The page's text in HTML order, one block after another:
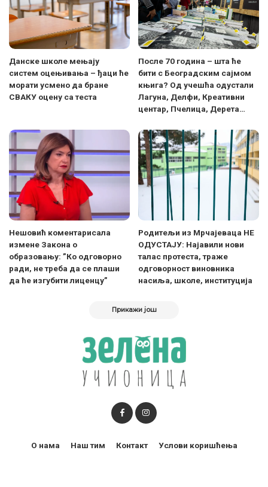
Данске школе мењају
систем оцењивања – ђаци ће
морати усмено да бране
СВАКУ оцену са теста
После 70 година – шта ће
бити с Београдским сајмом
књига? Од учешћа одустали
Лагуна, Делфи, Креативни
центар, Пчелица, Дерета…
Нешовић коментарисала
измене Закона о
образовању: ”Ко одговорно
ради, не треба да се плаши
да ће изгубити лиценцу”
Родитељи из Мрчајеваца НЕ
ОДУСТАЈУ: Најавили нови
талас протеста, траже
одговорност виновника
насиља, школе, институција
Прикажи још
О нама Наш тим Контакт Услови коришћења